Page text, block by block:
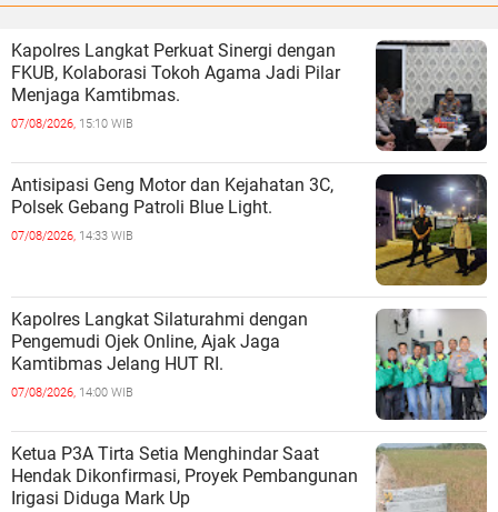
Kapolres Langkat Perkuat Sinergi dengan
FKUB, Kolaborasi Tokoh Agama Jadi Pilar
Menjaga Kamtibmas.
07/08/2026, 15:10 WIB
Antisipasi Geng Motor dan Kejahatan 3C,
Polsek Gebang Patroli Blue Light.
07/08/2026, 14:33 WIB
Kapolres Langkat Silaturahmi dengan
Pengemudi Ojek Online, Ajak Jaga
Kamtibmas Jelang HUT RI.
07/08/2026, 14:00 WIB
Ketua P3A Tirta Setia Menghindar Saat
Hendak Dikonfirmasi, Proyek Pembangunan
Irigasi Diduga Mark Up